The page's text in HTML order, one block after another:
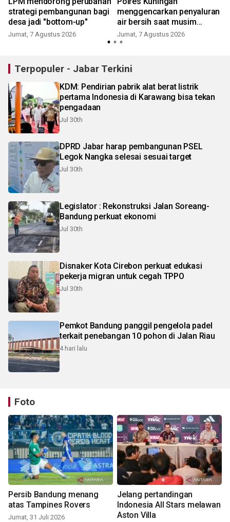
strategi pembangunan bagi
desa jadi "bottom-up"
Jumat, 7 Agustus 2026
menggencarkan penyaluran
air bersih saat musim
kemarau
Jumat, 7 Agustus 2026
Terpopuler - Jabar Terkini
KDM: Pendirian pabrik alat berat listrik
pertama Indonesia di Karawang bisa tekan
pengadaan
Jul 30th
DPRD Jabar harap pembangunan PSEL
Legok Nangka selesai sesuai target
Jul 30th
Legislator : Rekonstruksi Jalan Soreang-
Bandung perkuat ekonomi
Jul 30th
Disnaker Kota Cirebon perkuat edukasi
pekerja migran untuk cegah TPPO
Jul 30th
Pemkot Bandung panggil pengelola padel
terkait penebangan 10 pohon di Jalan Riau
4 hari lalu
Foto
Persib Bandung menang
atas Tampines Rovers
Jumat, 31 Juli 2026
Jelang pertandingan
Indonesia All Stars melawan
Aston Villa